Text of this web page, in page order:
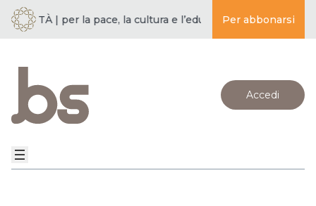
| per la pace, la cultura e l’educazione · BUDDISMO E
Per abbonarsi
Accedi